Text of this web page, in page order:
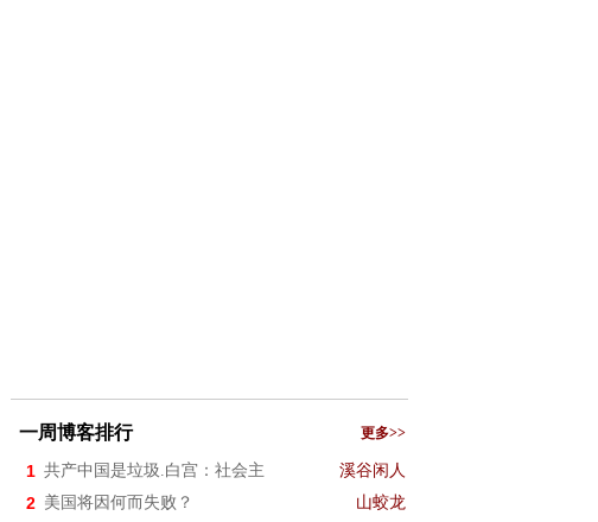
一周博客排行 更多>>
1 共产中国是垃圾.白宫：社会主 溪谷闲人
2 美国将因何而失败？ 山蛟龙